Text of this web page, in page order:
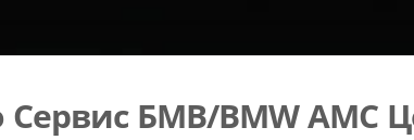
Сервис БМВ/BMW АМС